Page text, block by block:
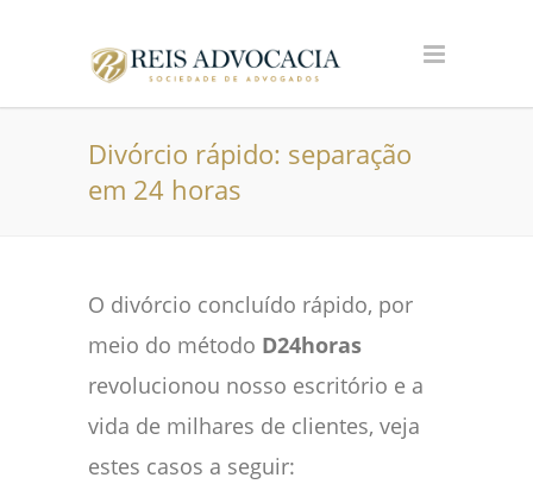
Divórcio rápido: separação
em 24 horas
O divórcio concluído rápido, por
meio do método D24horas
revolucionou nosso escritório e a
vida de milhares de clientes, veja
estes casos a seguir: